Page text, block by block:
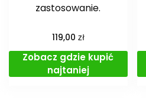
zastosowanie.
119,00 zł
Zobacz gdzie kupić
najtaniej